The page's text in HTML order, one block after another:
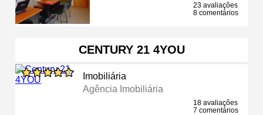
23 avaliações
8 comentários
CENTURY 21 4YOU
Imobiliária
Agência Imobiliária
18 avaliações
7 comentários